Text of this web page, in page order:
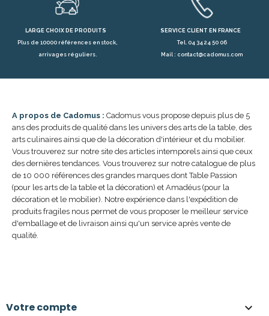
LARGE CHOIX DE PRODUITS
Plus de 10000 références en stock,
arrivages réguliers.
SERVICE CLIENT EN FRANCE
Tel. 04 34 24 50 06
Mail : contact@cadomus.com
A propos de Cadomus : Cadomus vous propose depuis plus de 5
ans des produits de qualité dans les univers des arts de la table, des
arts culinaires ainsi que de la décoration d'intérieur et du mobilier.
Vous trouverez sur notre site des articles intemporels ainsi que ceux
des dernières tendances. Vous trouverez sur notre catalogue de plus
de 10 000 références des grandes marques dont Table Passion
(pour les arts de la table et la décoration) et Amadéus (pour la
décoration et le mobilier). Notre expérience dans l'expédition de
produits fragiles nous permet de vous proposer le meilleur service
d'emballage et de livraison ainsi qu'un service après vente de
qualité.
Votre compte 